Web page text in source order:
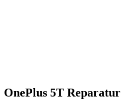
OnePlus 5T Reparatur